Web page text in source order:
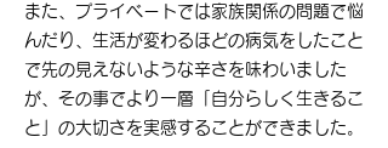
また、プライベートでは家族関係の問題で悩
んだり、生活が変わるほどの病気をしたこと
で先の見えないような辛さを味わいました
が、その事でより一層「自分らしく生きるこ
と」の大切さを実感することができました。